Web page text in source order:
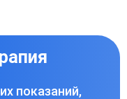
показаний,